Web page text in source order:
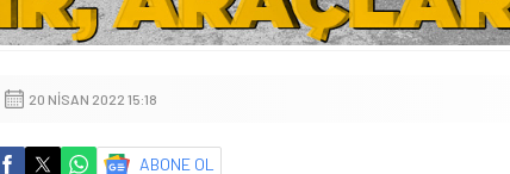
20 NISAN 2022 15:18
ABONE OL